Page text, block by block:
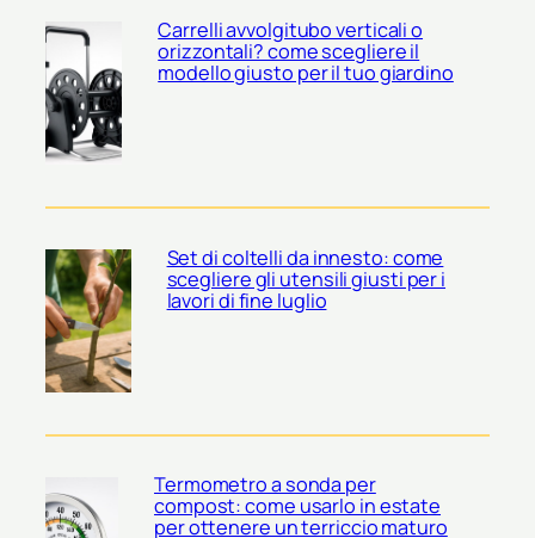
Carrelli avvolgitubo verticali o
orizzontali? come scegliere il
modello giusto per il tuo giardino
Set di coltelli da innesto: come
scegliere gli utensili giusti per i
lavori di fine luglio
Termometro a sonda per
compost: come usarlo in estate
per ottenere un terriccio maturo